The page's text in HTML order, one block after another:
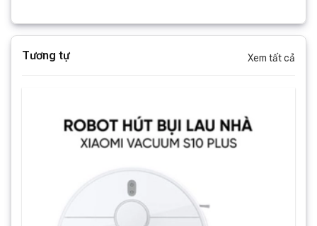
tụ vết bẩn và phát triển của vi khuẩn.
Dung lượng pin 5200 mAh , cho thời gian làm việc ấn
tượng khoảng 120 phút ở chế độ hút bụi và lau nhà tiêu
thời gian dài, đảm bảo tuổi thọ pin cao. Robot hút bụi
Xiaomi làm sạch toàn bộ ngôi nhà mà không cần sạc
giữa chừng. Khi pin yếu, tự động quay về đế sạc để nạp
Tương tự Xem tất cả